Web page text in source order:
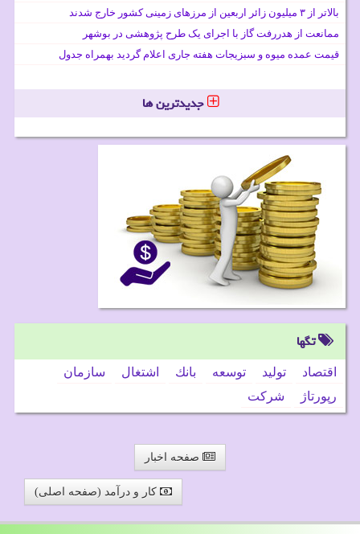
بالاتر از ۳ میلیون زائر اربعین از مرزهای زمینی کشور خارج شدند
ممانعت از هدررفت گاز با اجرای یک طرح پژوهشی در بوشهر
قیمت عمده میوه و سبزیجات هفته جاری اعلام گردید بهمراه جدول
جدیدترین ها
تگها
اقتصاد تولید توسعه بانك اشتغال
سازمان
رپورتاژ
شركت
صفحه اخبار
کار و درآمد (صفحه اصلی)